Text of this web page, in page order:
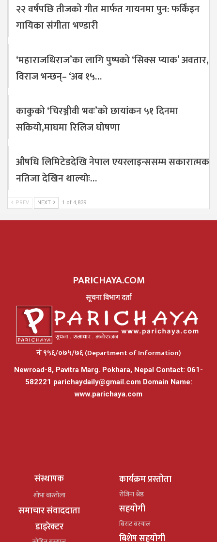
२२ वर्षपछि तीजको गीत मार्फत गायनमा पुन: फर्किंइन
गायिका संगीता भण्डारी
‘महाराजधिराज’का लागि पुष्पको ‘सिक्स प्याक’ अवतार,
विराज भन्छन्– ‘अब १५…
काकुको ‘चिरञ्जीवी भवः’को छायांकन ५१ दिनमा
सकियो,माघमा रिलिज घोषणा
औषधि लिमिटेडदेखि नेपाल एयरलाइन्ससम्म सकारात्मक
नतिजा देखिन थाल्योः…
PREV NEXT 1 of 4,839
PARICHAYA.COM
सूचना विभाग दर्ता
नंः ९५६/०७५/७६ (Department of Information)
Newroad-8, Pavitra Marg. Pokhara, Nepal Contact: 061-
582221 parichaydaily@gmail.comDomain Name:
www.parichaya.com
संस्थापक
शोभा बास्तोला
समाचार संवाददाता
डाइरेक्टर
कार्यक्रम प्रस्तोता
रोजिना श्रेष्ठ
सहयोगी
बिराट बस्याल
बिशेष सहयोगी